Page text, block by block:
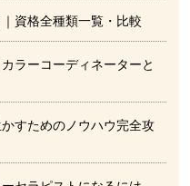
資格全種類一覧・比較
ラーコーディネーターと
すためのノウハウ完全攻